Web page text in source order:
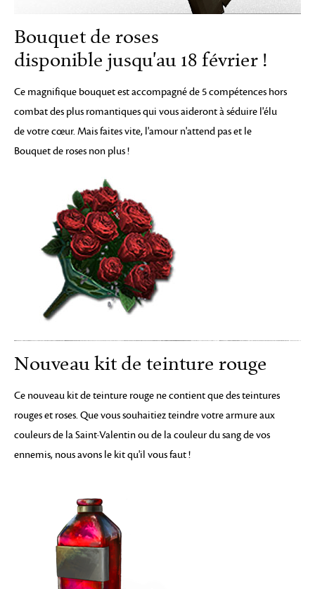
Bouquet de roses
disponible jusqu'au 18 février !
Ce magnifique bouquet est accompagné de 5 compétences hors
combat des plus romantiques qui vous aideront à séduire l'élu
de votre cœur. Mais faites vite, l'amour n'attend pas et le
Bouquet de roses non plus !
Nouveau kit de teinture rouge
Ce nouveau kit de teinture rouge ne contient que des teintures
rouges et roses. Que vous souhaitiez teindre votre armure aux
couleurs de la Saint-Valentin ou de la couleur du sang de vos
ennemis, nous avons le kit qu'il vous faut !